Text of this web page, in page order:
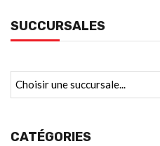
SUCCURSALES
CATÉGORIES